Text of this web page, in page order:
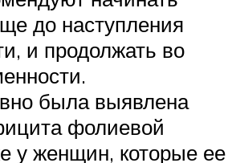
до наступления
и продолжать во
была выявлена
фолиевой
у женщин, которые ее